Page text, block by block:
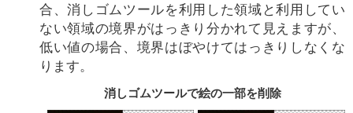
合、消しゴムツールを利用した領域と利用してい
ない領域の境界がはっきり分かれて見えますが、
低い値の場合、境界はぼやけてはっきりしなくな
ります。
消しゴムツールで絵の一部を削除